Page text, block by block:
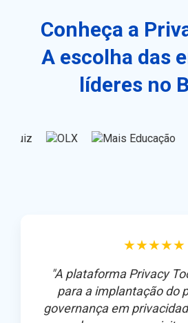
Conheça a
A escolha das
líderes no
★★★★★
"A plataforma Privacy
para a implantação do
governança em